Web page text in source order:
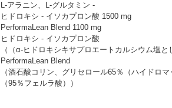
L-アラニン、L-グルタミン -
ヒドロキシ - イソカプロン酸 1500 mg
PerformaLean Blend 1100 mg
ヒドロキシ - イソカプロン酸
（（α-ヒドロキシキサプロエートカルシウム塩と
PerformaLean Blend
（酒石酸コリン、グリセロール65％（ハイドロ
（95％フェルラ酸））